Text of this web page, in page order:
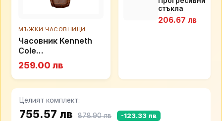
МЪЖКИ ЧАСОВНИЦИ
Часовник Kenneth
Cole
KCWGX0059002
259.00 лв
стъкла
Essilor
Comfort 3.0
206.67 лв
Целият комплект:
755.57 лв 878.90 лв -123.33 лв